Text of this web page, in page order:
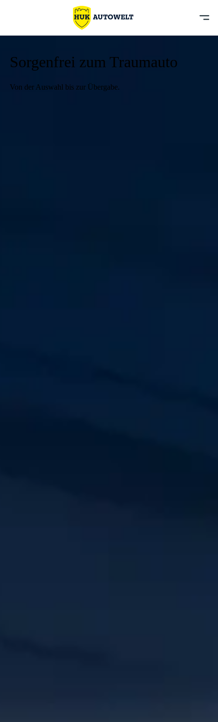
Sorgenfrei zum Traumauto
Von der Auswahl bis zur Übergabe.